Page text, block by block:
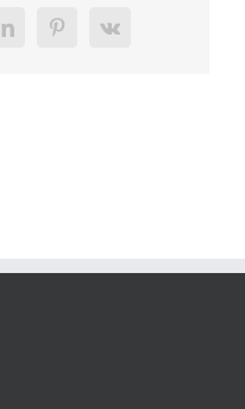
LinkedInPinterest
Vk